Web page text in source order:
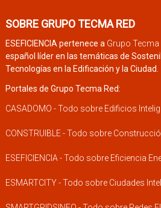
SOBRE GRUPO TECMA RED
ESEFICIENCIA pertenece a Grupo Tecma
español líder en las temáticas de
Tecnologías en la Edificación y la Ciudad.
Portales de Grupo Tecma Red:
CASADOMO - Todo sobre Edificios
CONSTRUIBLE - Todo sobre
ESEFICIENCIA - Todo sobre Eficiencia
ESMARTCITY - Todo sobre Ciudades